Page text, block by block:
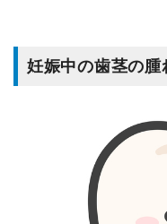
妊娠中の歯茎の腫